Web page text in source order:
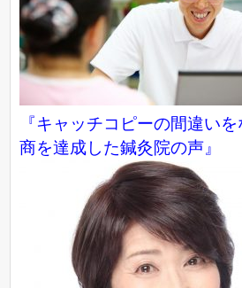
『キャッチコピーの間違い
商を達成した鍼灸院の声』